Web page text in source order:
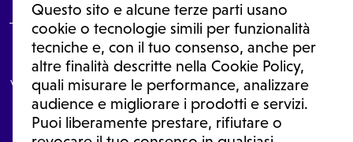
Questo sito e alcune terze parti usano
cookie o tecnologie simili per funzionalità
tecniche e, con il tuo consenso, anche per
altre finalità descritte nella Cookie Policy,
quali misurare le performance, analizzare
audience e migliorare i prodotti e servizi.
Puoi liberamente prestare, rifiutare o
Le informazioni proposte in questo sito non sono un consulto medico.
In nessun caso, queste informazioni sostituiscono un consulto, una
visita o una diagnosi formulata dal medico. Non si devono considerare
le informazioni disponibili come suggerimenti per la formulazione di
una diagnosi, la determinazione di un trattamento o l'assunzione o
sospensione di un farmaco senza prima consultare un medico di
medicina generale o uno specialista.